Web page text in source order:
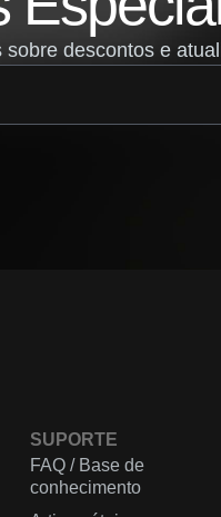
descontos e
SUPORTE
FAQ / Base de
conhecimento